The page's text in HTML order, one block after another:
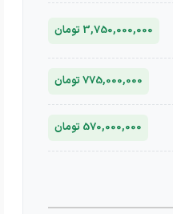
3,750,000,000 تومان
775,000,000 تومان
570,000,000 تومان